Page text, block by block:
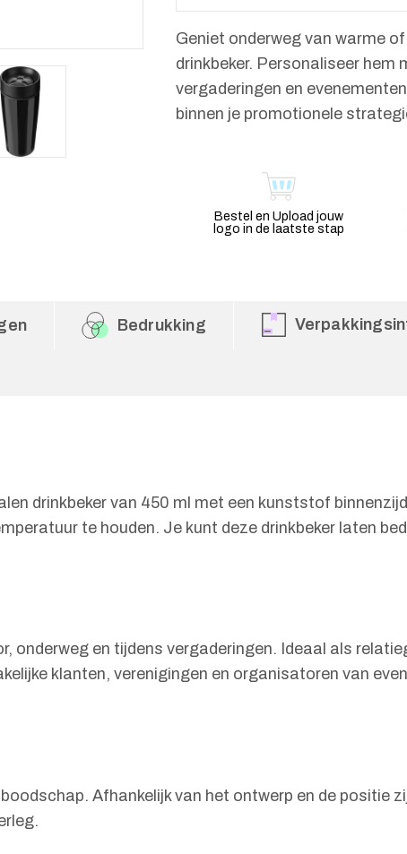
Geniet onderweg van warme
drinkbeker. Personaliseer hem
vergaderingen en
binnen je promotionele
Bestel en Upload jouw
logo in de laatste stap
Bedrukking
drinkbeker van 450 ml met een kunststof
te houden. Je kunt deze drinkbeker laten
onderweg en tijdens vergaderingen. Ideaal als
klanten, verenigingen en organisatoren van
Afhankelijk van het ontwerp en de positie